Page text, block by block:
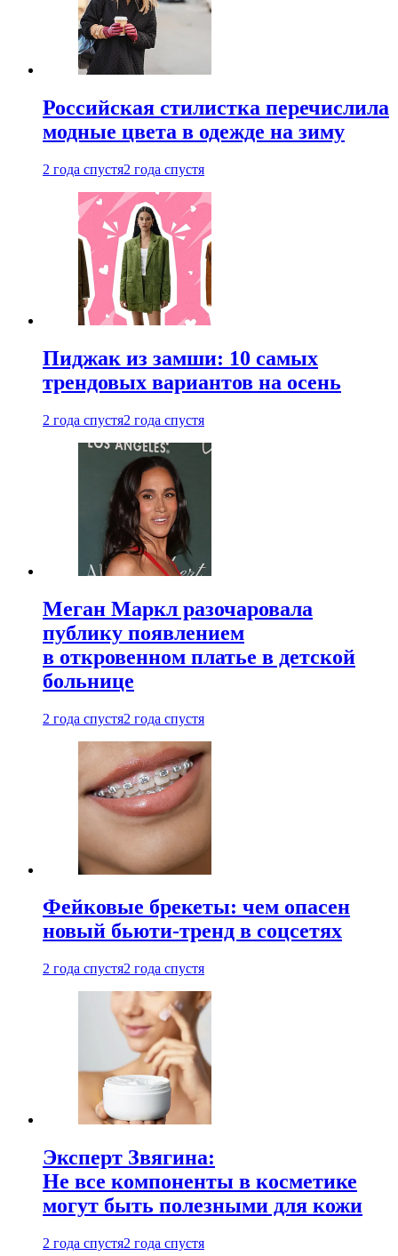
Российская стилистка перечислила
модные цвета в одежде на зиму
2 года спустя2 года спустя
Пиджак из замши: 10 самых
трендовых вариантов на осень
2 года спустя2 года спустя
Меган Маркл разочаровала
публику появлением
в откровенном платье в детской
больнице
2 года спустя2 года спустя
Фейковые брекеты: чем опасен
новый бьюти-тренд в соцсетях
2 года спустя2 года спустя
Эксперт Звягина:
Не все компоненты в косметике
могут быть полезными для кожи
2 года спустя2 года спустя